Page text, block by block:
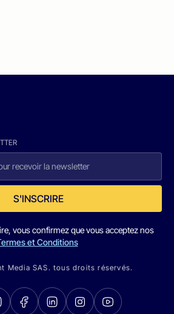
S'INSCRIRE
vous confirmez que vous acceptez nos
et Conditions
Media SAS. tous droits réservés.